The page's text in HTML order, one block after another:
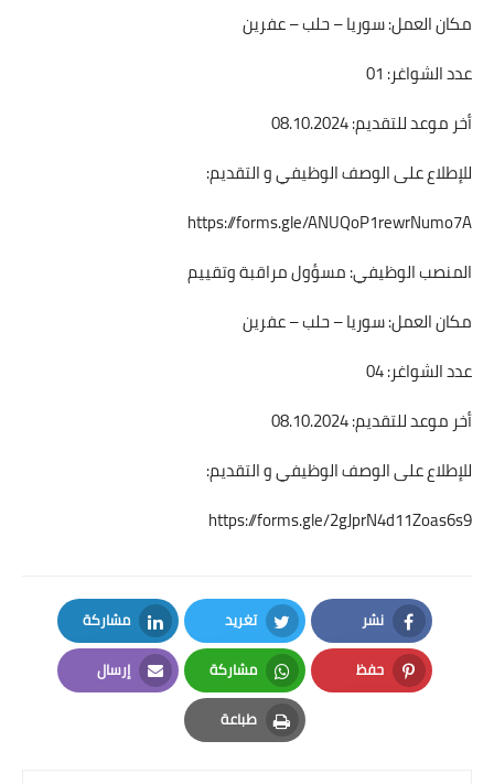
مكان العمل: سوريا – حلب – عفرين
عدد الشواغر: 01
أخر موعد للتقديم: 08.10.2024
للإطلاع على الوصف الوظيفي و التقديم:
https://forms.gle/ANUQoP1rewrNumo7A
المنصب الوظيفي: مسؤول مراقبة وتقييم
مكان العمل: سوريا – حلب – عفرين
عدد الشواغر: 04
أخر موعد للتقديم: 08.10.2024
للإطلاع على الوصف الوظيفي و التقديم:
https://forms.gle/2gJprN4d11Zoas6s9
نشر
Facebook
تغريد
Twitter
مشاركة
LinkedIn
حفظ
Pinterest
مشاركة
Whatsapp
إرسال
Email
طباعة
Print